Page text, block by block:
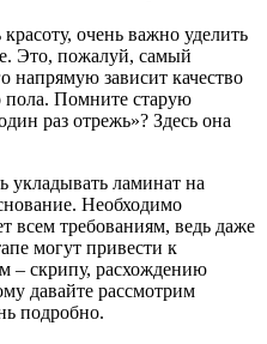
очень важно уделить
Это, пожалуй, самый
напрямую зависит качество
пола. Помните старую
раз отрежь»? Здесь она
укладывать ламинат на
Необходимо
всем требованиям, ведь даже
могут привести к
– скрипу, расхождению
давайте рассмотрим
подробно.